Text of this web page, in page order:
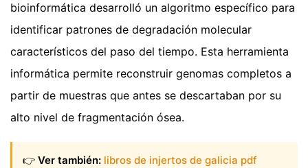
bioinformática desarrolló un algoritmo específico para
identificar patrones de degradación molecular
característicos del paso del tiempo. Esta herramienta
informática permite reconstruir genomas completos a
partir de muestras que antes se descartaban por su
alto nivel de fragmentación ósea.
👉 Ver también: libros de injertos de galicia pdf